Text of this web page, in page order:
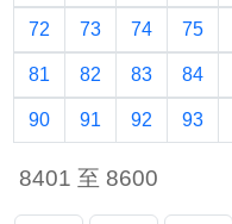
72 73 74 75
81 82 83 84
90 91 92 93
8401 至 8600